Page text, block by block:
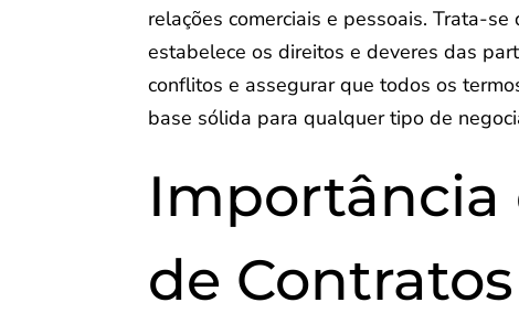
relações comerciais e pessoais. Trata-
estabelece os direitos e deveres das
conflitos e assegurar que todos os
base sólida para qualquer tipo de
Importância
de Contratos